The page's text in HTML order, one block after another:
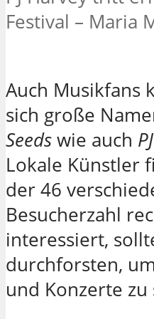
Festival – Maria
Auch Musikfans
sich große
Seeds wie auch
Lokale Künstler
der 46
Besucherzahl
interessiert,
durchforsten,
und Konzerte zu